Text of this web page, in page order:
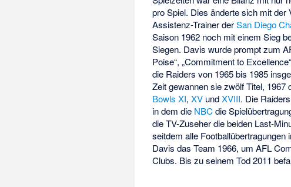
pro Spiel. Dies änderte sich mit
Assistenz-Trainer derSan Diego
Saison 1962 noch mit einem Sieg
Siegen. Davis wurde prompt zum
Poise“, „Commitment to
die Raiders von 1965 bis 1985
Zeit gewannen sie zwölf Titel,
Bowls XI,XV undXVIII. Die
in dem die NBCdie
die TV-Zuseher die beiden Last-
seitdem alle
Davis das Team 1966, um AFL
Clubs. Bis zu seinem Tod 2011